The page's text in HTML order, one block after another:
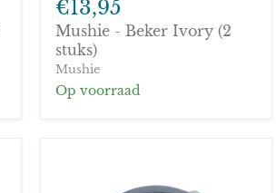
Beker
Ivory
(2
stuks)
€13,95
Mushie - Beker Ivory (2
stuks)
Mushie
Op voorraad